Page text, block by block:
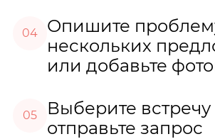
04
Опишите
нескольких
или добавьте
05
Выберите встречу
отправьте запрос